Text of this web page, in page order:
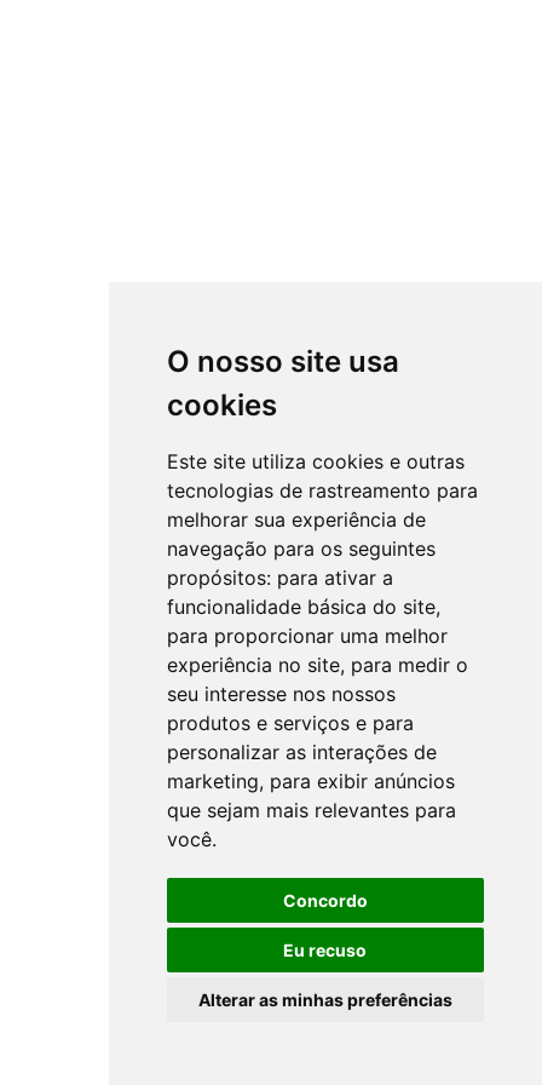
O nosso site usa
cookies
Este site utiliza cookies e outras
tecnologias de rastreamento para
melhorar sua experiência de
navegação para os seguintes
propósitos: para ativar a
funcionalidade básica do site,
para proporcionar uma melhor
experiência no site, para medir o
seu interesse nos nossos
produtos e serviços e para
personalizar as interações de
marketing, para exibir anúncios
que sejam mais relevantes para
você.
Concordo
Eu recuso
Alterar as minhas preferências